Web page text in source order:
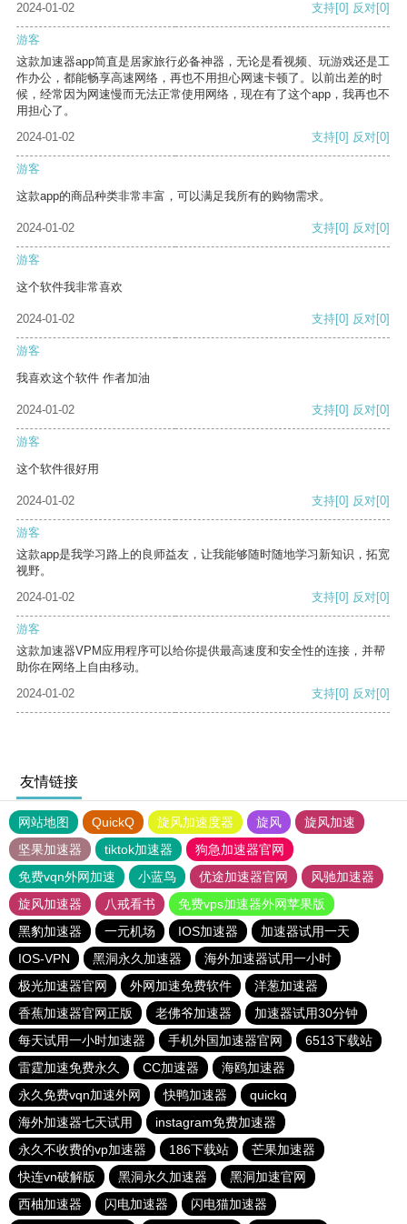
2024-01-02 支持[0] 反对[0]
游客
这款加速器app简直是居家旅行必备神器，无论是看视频、玩游戏还是工
作办公，都能畅享高速网络，再也不用担心网速卡顿了。以前出差的时
候，经常因为网速慢而无法正常使用网络，现在有了这个app，我再也不
用担心了。
2024-01-02
支持[0] 反对[0]
游客
这款app的商品种类非常丰富，可以满足我所有的购物需求。
2024-01-02 支持[0] 反对[0]
游客
这个软件我非常喜欢
2024-01-02 支持[0] 反对[0]
游客
我喜欢这个软件 作者加油
2024-01-02 支持[0] 反对[0]
游客
这个软件很好用
2024-01-02 支持[0] 反对[0]
游客
这款app是我学习路上的良师益友，让我能够随时随地学习新知识，拓宽
视野。
2024-01-02
支持[0] 反对[0]
游客
这款加速器VPM应用程序可以给你提供最高速度和安全性的连接，并帮
助你在网络上自由移动。
2024-01-02
支持[0] 反对[0]
友情链接
网站地图 QuickQ 旋风加速度器 旋风
旋风加速
坚果加速器
tiktok加速器
狗急加速器官网
免费vqn外网加速
小蓝鸟 优途加速器官网
风驰加速器
旋风加速器
八戒看书
免费vps加速器外网苹果版
黑豹加速器
一元机场 IOS加速器
加速器试用一天
IOS-VPN
黑洞永久加速器
海外加速器试用一小时
极光加速器官网
外网加速免费软件
洋葱加速器
香蕉加速器官网正版
老佛爷加速器
加速器试用30分钟
每天试用一小时加速器
手机外国加速器官网
6513下载站
雷霆加速免费永久
CC加速器
海鸥加速器
永久免费vqn加速外网
快鸭加速器
quickq
海外加速器七天试用
instagram免费加速器
永久不收费的vp加速器
186下载站
芒果加速器
快连vn破解版
黑洞永久加速器
黑洞加速官网
西柚加速器
闪电加速器 闪电猫加速器